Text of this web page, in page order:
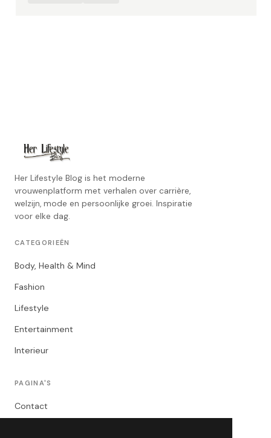
Her Lifestyle Blog is het moderne
vrouwenplatform met verhalen over carrière,
welzijn, mode en persoonlijke groei. Inspiratie
voor elke dag.
CATEGORIEËN
Body, Health & Mind
Fashion
Lifestyle
Entertainment
Interieur
PAGINA'S
Contact